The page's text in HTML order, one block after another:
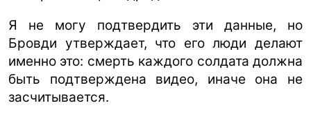
Я не могу подтвердить эти данные, но
Бровди утверждает, что его люди делают
именно это: смерть каждого солдата должна
быть подтверждена видео, иначе она не
засчитывается.